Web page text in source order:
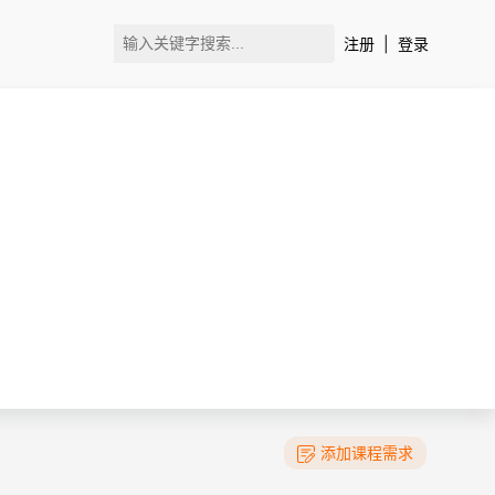
注册 登录
添加课程需求